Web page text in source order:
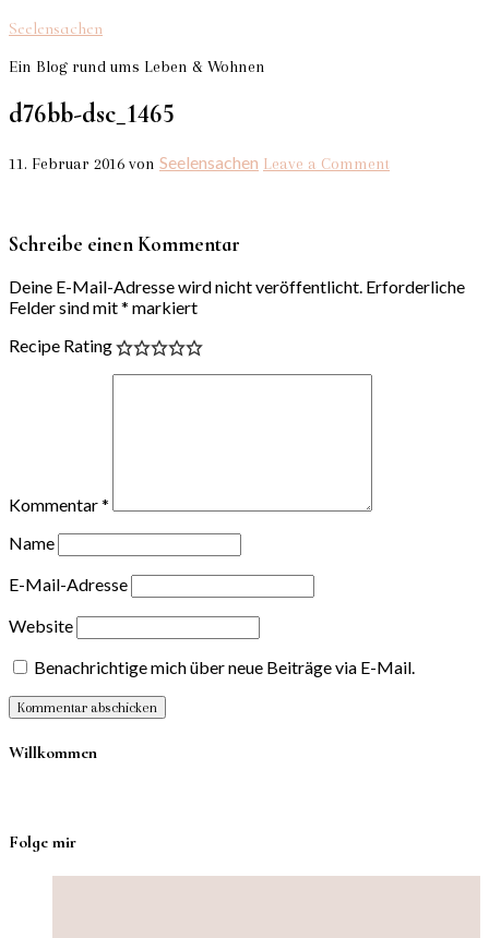
Seelensachen
Ein Blog rund ums Leben & Wohnen
d76bb-dsc_1465
11. Februar 2016 von Seelensachen Leave a Comment
Schreibe einen Kommentar
Deine E-Mail-Adresse wird nicht veröffentlicht. Erforderliche
Felder sind mit* markiert
Recipe Rating
Kommentar*
Name
E-Mail-Adresse
Website
Benachrichtige mich über neue Beiträge via E-Mail.
Willkommen
Folge mir